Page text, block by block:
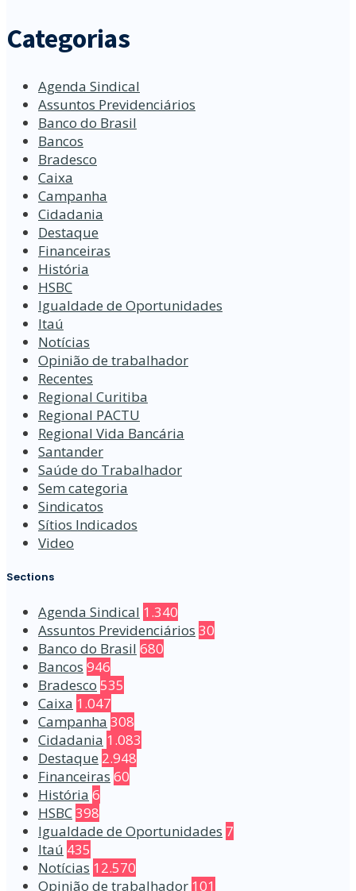
Categorias
Agenda Sindical
Assuntos Previdenciários
Banco do Brasil
Bancos
Bradesco
Caixa
Campanha
Cidadania
Destaque
Financeiras
História
HSBC
Igualdade de Oportunidades
Itaú
Notícias
Opinião de trabalhador
Recentes
Regional Curitiba
Regional PACTU
Regional Vida Bancária
Santander
Saúde do Trabalhador
Sem categoria
Sindicatos
Sítios Indicados
Video
Sections
Agenda Sindical 1.340
Assuntos Previdenciários 30
Banco do Brasil 680
Bancos 946
Bradesco 535
Caixa 1.047
Campanha 308
Cidadania 1.083
Destaque 2.948
Financeiras 60
História 6
HSBC398
Igualdade de Oportunidades 7
Itaú 435
Notícias 12.570
Opinião de trabalhador 101